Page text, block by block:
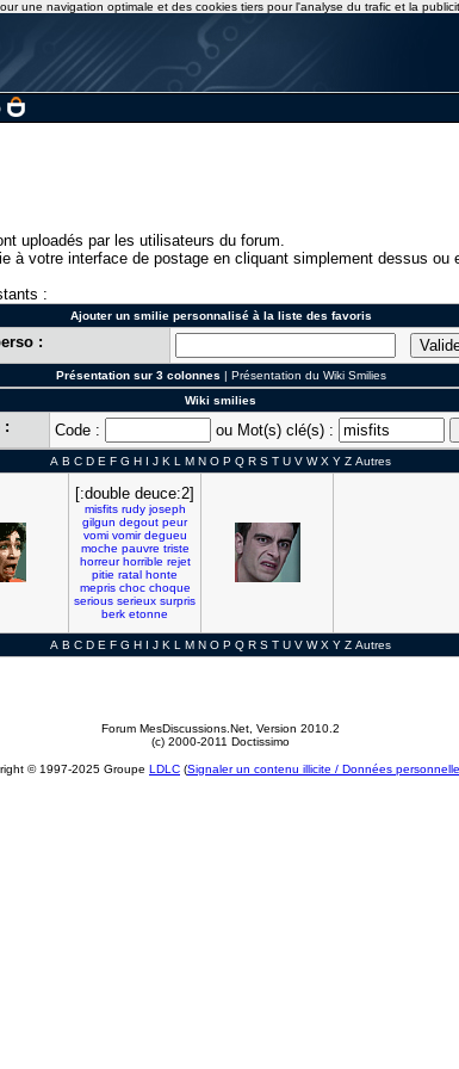
uploadés par les utilisateurs du forum.
à votre interface de postage en cliquant simplement dessus ou
:
Ajouter un smilie personnalisé à la liste des favoris
:
Présentation sur 3 colonnes | Présentation du Wiki Smilies
Wiki smilies
: Code : ou Mot(s) clé(s) :
A B C D E F G H I J K L M N O P Q R S T U V W X Y Z Autres
[:double deuce:2]
misfits rudy joseph
gilgun degout peur
vomi vomir degueu
moche pauvre triste
horreur horrible rejet
pitie ratal honte
mepris choc choque
serious serieux surpris
berk etonne
A B C D E F G H I J K L M N O P Q R S T U V W X Y Z Autres
Forum MesDiscussions.Net , Version 2010.2
(c) 2000-2011 Doctissimo
© 1997-2025 Groupe LDLC (Signaler un contenu illicite / Données
une navigation optimale et des cookies tiers pour l'analyse du trafic et la